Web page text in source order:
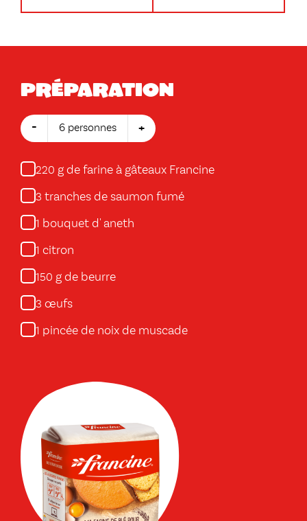
Préparation
- 6 personnes +
220 g de farine à gâteaux Francine
3 tranches de saumon fumé
1 bouquet d' aneth
1 citron
150 g de beurre
3 œufs
1 pincée de noix de muscade